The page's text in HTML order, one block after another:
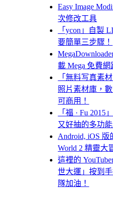
Easy Image
次修改工具
「ycon」自製
要簡單三步驟！
載 Mega 免費
「無料写真素
照片素材庫，
可商用！
「福 · Fu 2015
又好抽的多功
Android, iOS 版
World 2 精靈大
這裡的
世大運」按到
隊加油！